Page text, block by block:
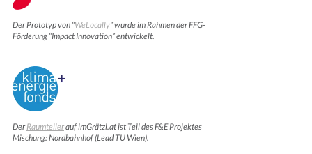
Der Prototyp von “WeLocally” wurde im Rahmen der FFG-
Förderung “Impact Innovation” entwickelt.
DerRaumteilerauf imGrätzl.at ist Teil des F&E Projektes
Mischung: Nordbahnhof (Lead TU Wien).